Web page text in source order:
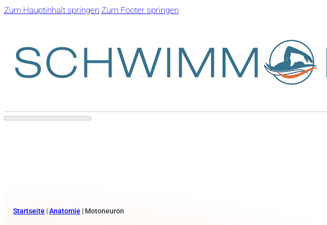
Zum Hauptinhalt springen Zum Footer springen
Startseite |Anatomie | Motoneuron